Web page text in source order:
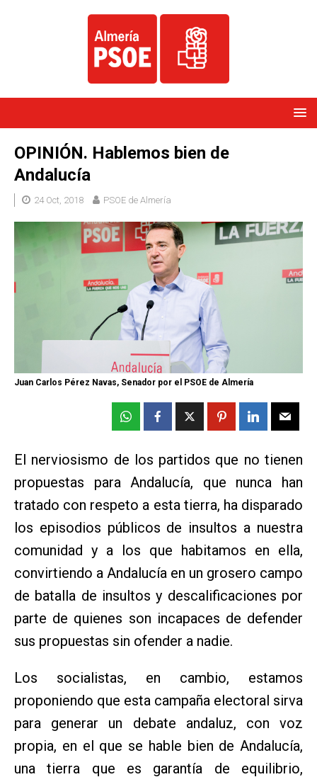
OPINIÓN. Hablemos bien de
Andalucía
24 Oct, 2018 PSOE de Almería
Juan Carlos Pérez Navas, Senador por el PSOE de Almería
El nerviosismo de los partidos que no tienen
propuestas para Andalucía, que nunca han
tratado con respeto a esta tierra, ha disparado
los episodios públicos de insultos a nuestra
comunidad y a los que habitamos en ella,
convirtiendo a Andalucía en un grosero campo
de batalla de insultos y descalificaciones por
parte de quienes son incapaces de defender
sus propuestas sin ofender a nadie.
Los socialistas, en cambio, estamos
proponiendo que esta campaña electoral sirva
para generar un debate andaluz, con voz
propia, en el que se hable bien de Andalucía,
una tierra que es garantía de equilibrio,